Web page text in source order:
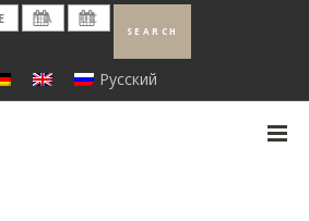
Русский